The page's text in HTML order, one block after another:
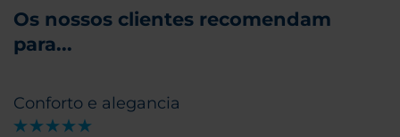
Os nossos clientes recomendam
para...
Conforto e alegancia